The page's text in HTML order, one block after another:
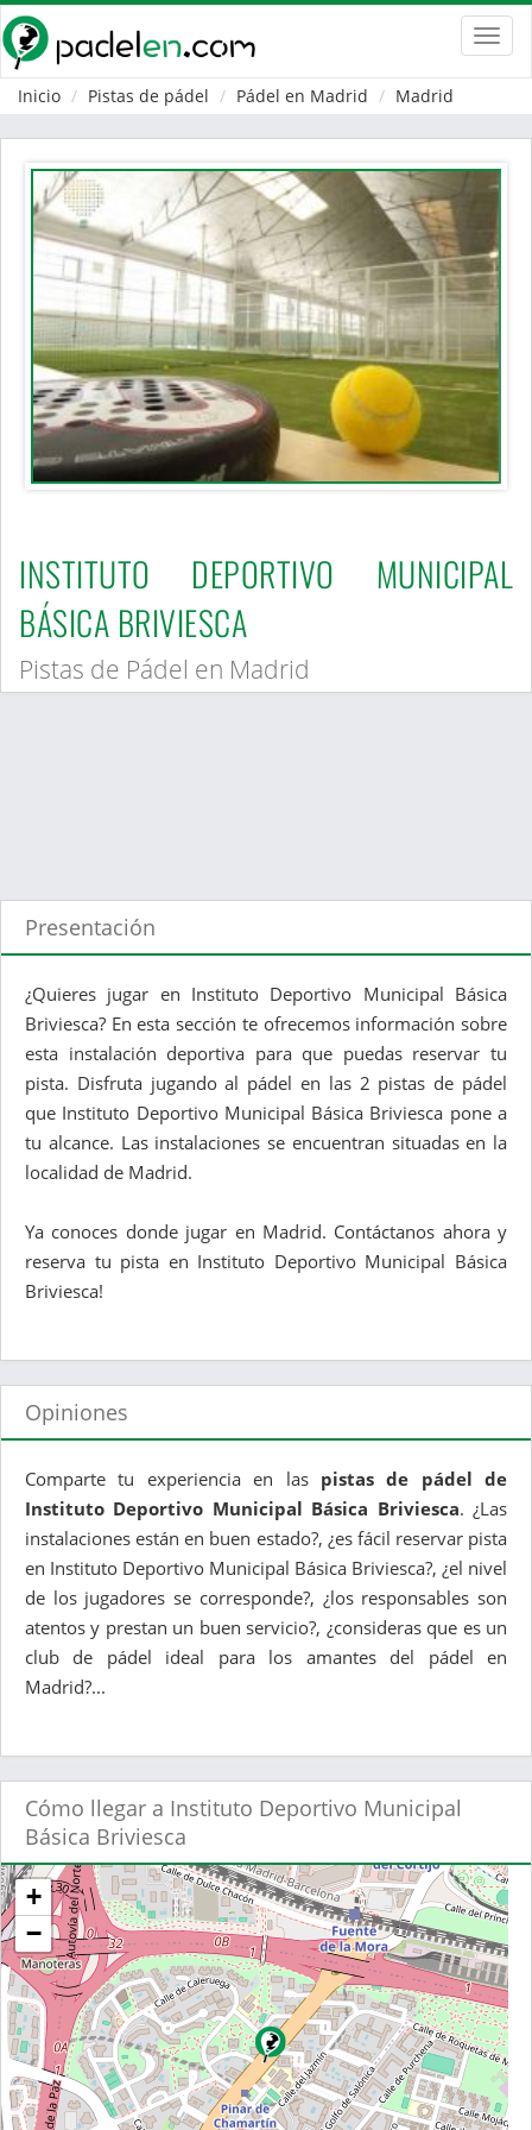
Inicio
Pistas de pádel Pádel en Madrid Madrid
INSTITUTO DEPORTIVO MUNICIPAL
BÁSICA BRIVIESCA
Pistas de Pádel en Madrid
Presentación
¿Quieres jugar en Instituto Deportivo Municipal Básica
Briviesca? En esta sección te ofrecemos información sobre
esta instalación deportiva para que puedas reservar tu
pista. Disfruta jugando al pádel en las 2 pistas de pádel
que Instituto Deportivo Municipal Básica Briviesca pone a
tu alcance. Las instalaciones se encuentran situadas en la
localidad de Madrid.
Ya conoces donde jugar en Madrid. Contáctanos ahora y
reserva tu pista en Instituto Deportivo Municipal Básica
Briviesca!
Opiniones
Comparte tu experiencia en las pistas de pádel de
Instituto Deportivo Municipal Básica Briviesca. ¿Las
instalaciones están en buen estado?, ¿es fácil reservar pista
en Instituto Deportivo Municipal Básica Briviesca?, ¿el nivel
de los jugadores se corresponde?, ¿los responsables son
atentos y prestan un buen servicio?, ¿consideras que es un
club de pádel ideal para los amantes del pádel en
Madrid?...
Cómo llegar a Instituto Deportivo Municipal
Básica Briviesca
+
−